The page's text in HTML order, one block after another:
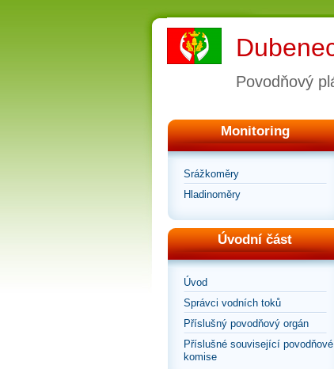
Povodňový
Monitoring
Srážkoměry
Hladinoměry
Úvodní část
Úvod
Správci vodních toků
Příslušný povodňový orgán
Příslušné související povodňové
komise